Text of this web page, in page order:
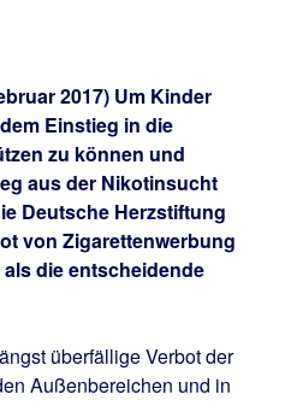
2017) Um Kinder
Einstieg in die
zu können und
aus der Nikotinsucht
Deutsche Herzstiftung
von Zigarettenwerbung
die entscheidende
überfällige Verbot der
Außenbereichen und in